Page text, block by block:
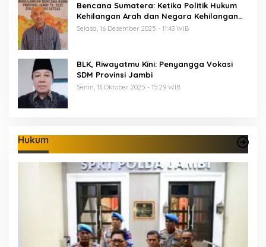
Bencana Sumatera: Ketika Politik Hukum
Kehilangan Arah dan Negara Kehilangan
Keberanian
Selasa, 16 Desember 2025 - 11:43 WIB
BLK, Riwayatmu Kini: Penyangga Vokasi
SDM Provinsi Jambi
Senin, 13 Oktober 2025 - 15:29 WIB
Hukum